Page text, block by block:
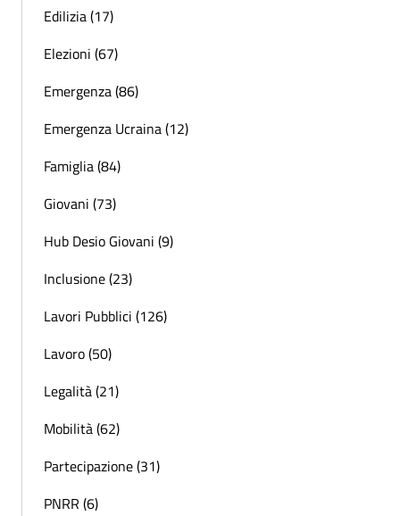
Edilizia (17)
Elezioni (67)
Emergenza (86)
Emergenza Ucraina (12)
Famiglia (84)
Giovani (73)
Hub Desio Giovani (9)
Inclusione (23)
Lavori Pubblici (126)
Lavoro (50)
Legalità (21)
Mobilità (62)
Partecipazione (31)
PNRR (6)